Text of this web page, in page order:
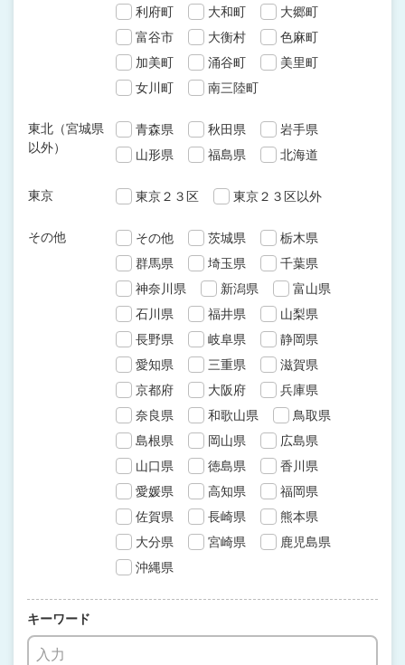
利府町 大和町
大郷町
富谷市
大衡村
色麻町
加美町
涌谷町
美里町
女川町
南三陸町
東北（宮城県
以外）
青森県 秋田県
岩手県
山形県
福島県 北海道
東京 東京２３区 東京２３区以外
その他 その他 茨城県
栃木県
群馬県
埼玉県
千葉県
神奈川県
新潟県
富山県
石川県
福井県
山梨県
長野県
岐阜県
静岡県
愛知県
三重県
滋賀県
京都府
大阪府
兵庫県
奈良県
和歌山県
鳥取県
島根県
岡山県
広島県
山口県
徳島県
香川県
愛媛県
高知県
福岡県
佐賀県
長崎県
熊本県
大分県
宮崎県
鹿児島県
沖縄県
キーワード